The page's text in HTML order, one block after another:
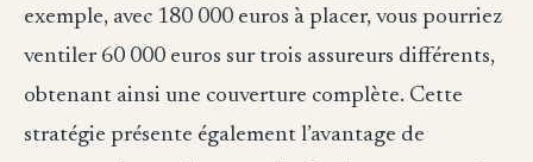
exemple, avec 180 000 euros à placer, vous pourriez
ventiler 60 000 euros sur trois assureurs différents,
obtenant ainsi une couverture complète. Cette
stratégie présente également l’avantage de